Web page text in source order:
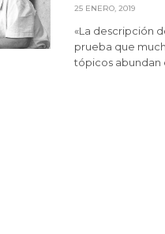
25 ENERO, 2019
«La descripción
prueba que
tópicos abundan